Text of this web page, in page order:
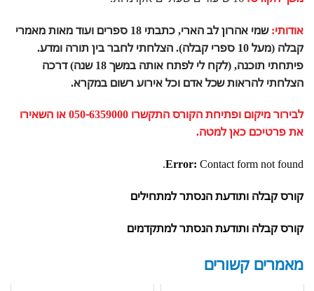
אודותי:
שמי אהרון לב הארי, כתבתי 18 ספרים ועוד מאות מאמרי
קבלה (מעל 10 ספרי קבלה). הצלחתי לחבר בין תורה ומדע.
פיתחתי תוכנה, (לקח לי לפתח אותה במשך 18 שנה) דרכה
הצלחתי להראות שכל אדם וכל אירוע רשום במקרא.
לבירור מיקום ופתיחת הקורס התקשרו 050-6359000 או השאירו
את פרטיכם כאן למטה.
Error: Contact form not found.
קורס קבלה ותודעת הנסתר למתחילים
קורס קבלה ותודעת הנסתר למתקדמים
מאמרים קשורים